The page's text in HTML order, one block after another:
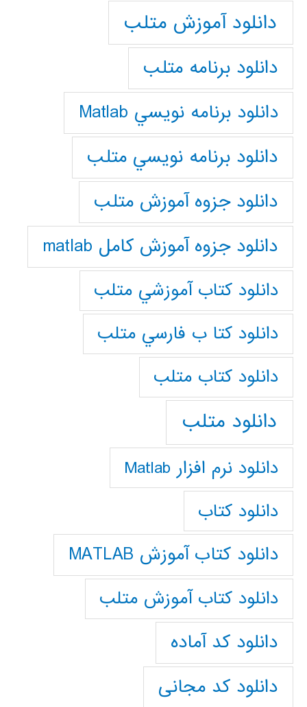
دانلود آموزش متلب
دانلود برنامه متلب
دانلود برنامه نويسي Matlab
دانلود برنامه نويسي متلب
دانلود جزوه آموزش متلب
دانلود جزوه آموزش کامل matlab
دانلود كتاب آموزشي متلب
دانلود كتا ب فارسي متلب
دانلود كتاب متلب
دانلود متلب
دانلود نرم افزار Matlab
دانلود کتاب
دانلود کتاب آموزش MATLAB
دانلود کتاب آموزش متلب
دانلود کد آماده
دانلود کد مجانی